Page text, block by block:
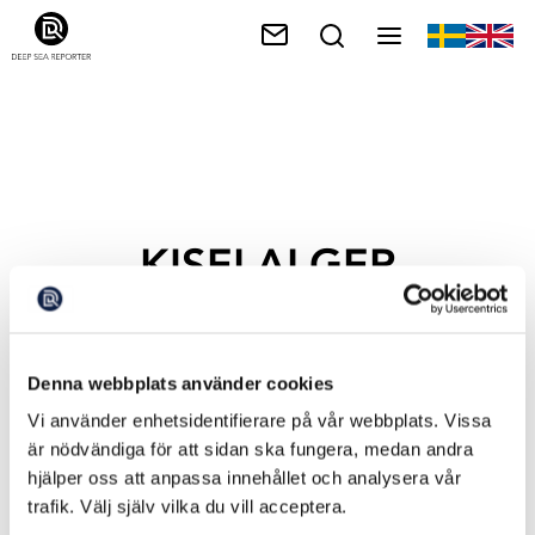
Denna webbplats använder cookies
Vi använder enhetsidentifierare på vår webbplats. Vissa
är nödvändiga för att sidan ska fungera, medan andra
hjälper oss att anpassa innehållet och analysera vår
trafik. Välj själv vilka du vill acceptera.
KISELALGER